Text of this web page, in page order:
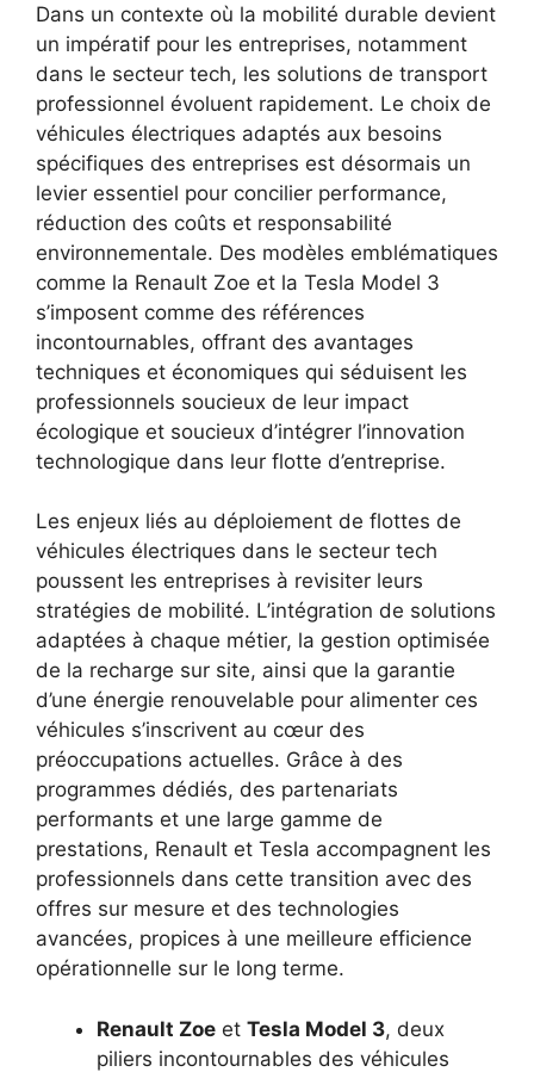
Dans un contexte où la mobilité durable devient
un impératif pour les entreprises, notamment
dans le secteur tech, les solutions de transport
professionnel évoluent rapidement. Le choix de
véhicules électriques adaptés aux besoins
spécifiques des entreprises est désormais un
levier essentiel pour concilier performance,
réduction des coûts et responsabilité
environnementale. Des modèles emblématiques
comme la Renault Zoe et la Tesla Model 3
s’imposent comme des références
incontournables, offrant des avantages
techniques et économiques qui séduisent les
professionnels soucieux de leur impact
écologique et soucieux d’intégrer l’innovation
technologique dans leur flotte d’entreprise.
Les enjeux liés au déploiement de flottes de
véhicules électriques dans le secteur tech
poussent les entreprises à revisiter leurs
stratégies de mobilité. L’intégration de solutions
adaptées à chaque métier, la gestion optimisée
de la recharge sur site, ainsi que la garantie
d’une énergie renouvelable pour alimenter ces
véhicules s’inscrivent au cœur des
préoccupations actuelles. Grâce à des
programmes dédiés, des partenariats
performants et une large gamme de
prestations, Renault et Tesla accompagnent les
professionnels dans cette transition avec des
offres sur mesure et des technologies
avancées, propices à une meilleure efficience
opérationnelle sur le long terme.
Renault Zoe et Tesla Model 3, deux
piliers incontournables des véhicules